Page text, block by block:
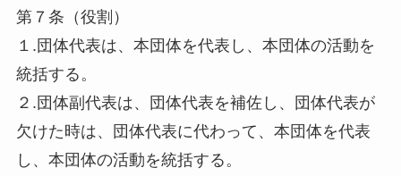
第７条（役割）
１.団体代表は、本団体を代表し、本団体の活動を
統括する。
２.団体副代表は、団体代表を補佐し、団体代表が
欠けた時は、団体代表に代わって、本団体を代表
し、本団体の活動を統括する。